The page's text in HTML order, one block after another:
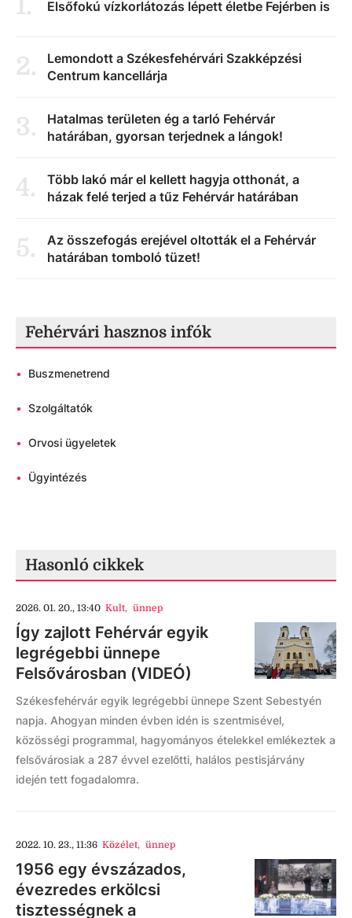
1. Elsőfokú vízkorlátozás lépett életbe Fejérben is
2.
Lemondott a Székesfehérvári Szakképzési
Centrum kancellárja
3.
Hatalmas területen ég a tarló Fehérvár
határában, gyorsan terjednek a lángok!
4.
Több lakó már el kellett hagyja otthonát, a
házak felé terjed a tűz Fehérvár határában
5.
Az összefogás erejével oltották el a Fehérvár
határában tomboló tüzet!
Fehérvári hasznos infók
• Buszmenetrend
• Szolgáltatók
• Orvosi ügyeletek
• Ügyintézés
Hasonló cikkek
2026. 01. 20., 13:40 Kult, ünnep
Így zajlott Fehérvár egyik
legrégebbi ünnepe
Felsővárosban (VIDEÓ)
Székesfehérvár egyik legrégebbi ünnepe Szent Sebestyén
napja. Ahogyan minden évben idén is szentmisével,
közösségi programmal, hagyományos ételekkel emlékeztek a
felsővárosiak a 287 évvel ezelőtti, halálos pestisjárvány
idején tett fogadalomra.
2022. 10. 23., 11:36 Közélet, ünnep
1956 egy évszázados,
évezredes erkölcsi
tisztességnek a